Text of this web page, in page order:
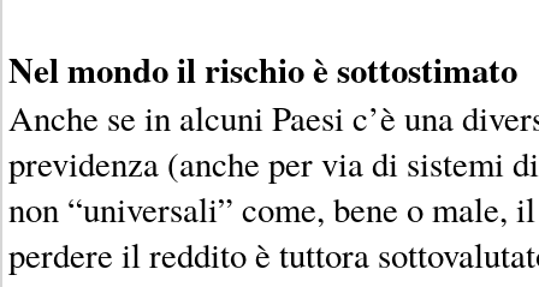
Nel mondo il rischio è sottostimato
Anche se in alcuni Paesi c’è una
previdenza (anche per via di sistemi
non “universali” come, bene o male,
perdere il reddito è tuttora